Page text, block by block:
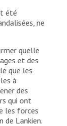
été
ne
quelle
et des
que les
à
des
qui ont
les forces
de Lankien.